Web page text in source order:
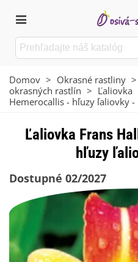
Domov > Okrasné rastliny >
okrasných rastlín > Ľaliovka
Hemerocallis - hľuzy ľaliovky -
Ľaliovka Frans
hľuzy
Dostupné 02/2027